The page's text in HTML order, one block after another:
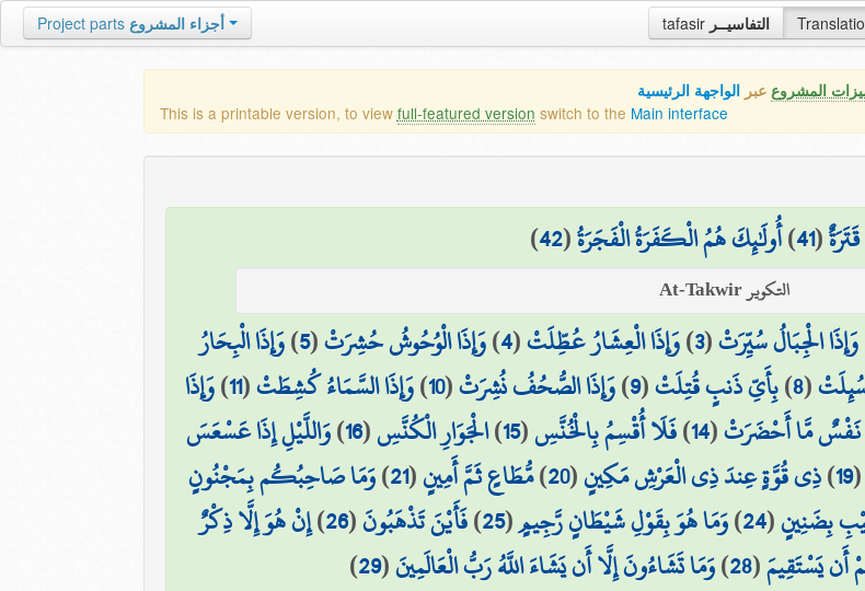
tafasir التفاسيــر Project parts أجزاء المشروع
المشروع عبر الواجهة الرئيسية
This is a printable version, to view full-featured version switch to the Main interface
(
41
)أُولَٰئِكَ هُمُ الْكَفَرَةُ الْفَجَرَةُ(
42
)
التكوير At-Takwir
وَإِذَا الْجِبَالُ سُيِّرَتْ(
3
)وَإِذَا الْعِشَارُ عُطِّلَتْ(
4
)وَإِذَا الْوُحُوشُ حُشِرَتْ(
5
)وَإِذَا الْبِحَارُ
سُئِلَتْ(
8
)بِأَيِّ ذَنبٍ قُتِلَتْ(
9
)وَإِذَا الصُّحُفُ نُشِرَتْ(
10
)وَإِذَا السَّمَاءُ كُشِطَتْ(
11
)وَإِذَا
مَّا أَحْضَرَتْ(
14
)فَلَا أُقْسِمُ بِالْخُنَّسِ(
15
)الْجَوَارِ الْكُنَّسِ(
16
)وَاللَّيْلِ إِذَا عَسْعَسَ
19
)ذِي قُوَّةٍ عِندَ ذِي الْعَرْشِ مَكِينٍ(
20
)مُّطَاعٍ ثَمَّ أَمِينٍ(
21
)وَمَا صَاحِبُكُم بِمَجْنُونٍ
بِضَنِينٍ(
24
)وَمَا هُوَ بِقَوْلِ شَيْطَانٍ رَّجِيمٍ(
25
)فَأَيْنَ تَذْهَبُونَ(
26
)إِنْ هُوَ إِلَّا ذِكْرٌ
يَسْتَقِيمَ(
28
)وَمَا تَشَاءُونَ إِلَّا أَن يَشَاءَ اللَّهُ رَبُّ الْعَالَمِينَ(
29
)